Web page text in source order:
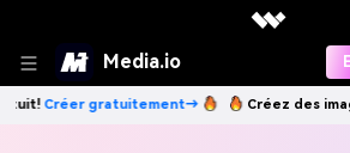
Media.io
IA à l’infini. 100 % gratuit! Créer